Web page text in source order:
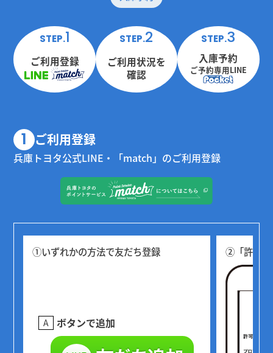
STEP.1
ご利用登録
STEP.2
ご利用状況を
確認
STEP.3
入庫予約
ご予約専用LINE
1 ご利用登録
兵庫トヨタ公式LINE・「match」のご利用登録
①いずれかの方法で友だち登録
A ボタンで追加
②「許可」